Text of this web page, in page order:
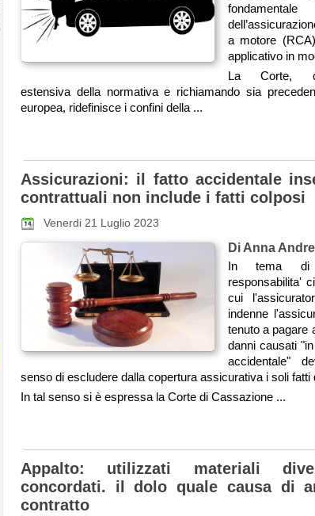
a motore
applicativo in
La Corte,
estensiva della normativa e richiamando sia
europea, ridefinisce i confini della ...
Assicurazioni: il fatto accidentale
contrattuali non include i fatti colposi
Venerdi 21 Luglio 2023
Di Anna
In tema di
responsabilita'
cui
indenne
tenuto a pagare
danni causati
accidentale"
senso di escludere dalla copertura assicurativa i soli fatti
In tal senso si è espressa la Corte di Cassazione ...
Appalto: utilizzati materiali
concordati. il dolo quale causa di
contratto